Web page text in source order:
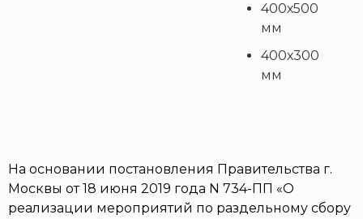
400х500
мм
400х300
мм
На основании постановления Правительства г.
Москвы от 18 июня 2019 года N 734-ПП «О
реализации мероприятий по раздельному сбору